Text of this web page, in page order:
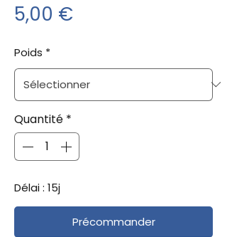
5,00 €
Poids *
Quantité *
Délai : 15j
Précommander